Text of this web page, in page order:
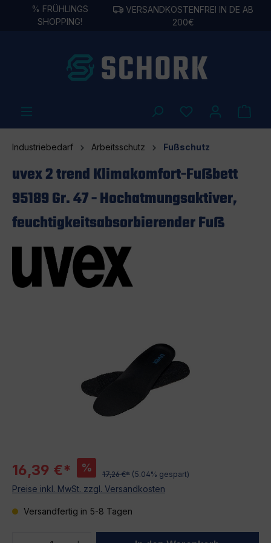
springen
% FRÜHLINGS
SHOPPING!
VERSANDKOSTENFREI IN DE AB
200€
Industriebedarf Arbeitsschutz Fußschutz
uvex 2 trend Klimakomfort-Fußbett
95189 Gr. 47 - Hochatmungsaktiver,
feuchtigkeitsabsorbierender Fuß
16,39 €* %
17,26 €* (5.04% gespart)
Preise inkl. MwSt. zzgl. Versandkosten
Versandfertig in 5-8 Tagen